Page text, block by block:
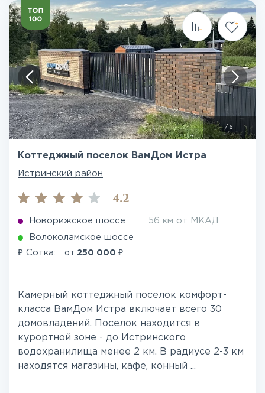
1 / 6
Коттеджный поселок ВамДом Истра
Истринский район
4.2
Новорижское шоссе 56 км от МКАД
Волоколамское шоссе
₽ Сотка: от 250 000 ₽
Камерный коттеджный поселок комфорт-
класса ВамДом Истра включает всего 30
домовладений. Поселок находится в
курортной зоне - до Истринского
водохранилища менее 2 км. В радиусе 2-3 км
находятся магазины, кафе, конный ...